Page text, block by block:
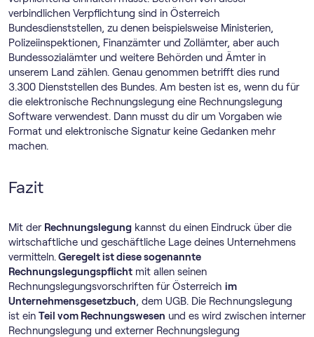
verbindlichen Verpflichtung sind in Österreich
Bundesdienststellen, zu denen beispielsweise Ministerien,
Polizeiinspektionen, Finanzämter und Zollämter, aber auch
Bundessozialämter und weitere Behörden und Ämter in
unserem Land zählen. Genau genommen betrifft dies rund
3.300 Dienststellen des Bundes. Am besten ist es, wenn du für
die elektronische Rechnungslegung eine Rechnungslegung
Software verwendest. Dann musst du dir um Vorgaben wie
Format und elektronische Signatur keine Gedanken mehr
machen.
Fazit
Mit der Rechnungslegung kannst du einen Eindruck über die
wirtschaftliche und geschäftliche Lage deines Unternehmens
vermitteln. Geregelt ist diese sogenannte
Rechnungslegungspflicht mit allen seinen
Rechnungslegungsvorschriften für Österreich im
Unternehmensgesetzbuch, dem UGB. Die Rechnungslegung
ist ein Teil vom Rechnungswesen und es wird zwischen interner
Rechnungslegung und externer Rechnungslegung